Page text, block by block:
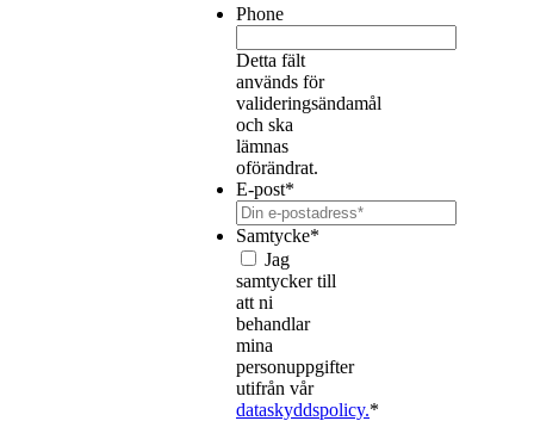
Phone
Detta fält
används för
valideringsändamål
och ska
lämnas
oförändrat.
E-post*
Samtycke*
Jag
samtycker till
att ni
behandlar
mina
personuppgifter
utifrån vår
dataskyddspolicy.*